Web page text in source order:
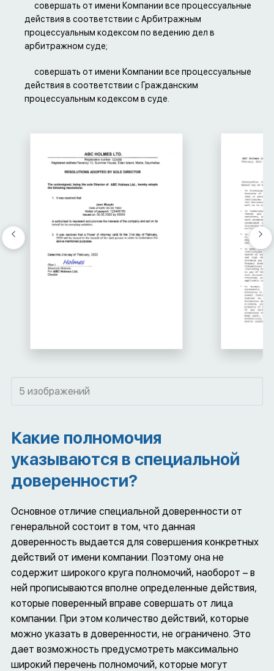
совершать от имени Компании все процессуальные
действия в соответствии с Арбитражным
процессуальным кодексом по ведению дел в
арбитражном суде;
совершать от имени Компании все процессуальные
действия в соответствии с Гражданским
процессуальным кодексом в суде.
5 изображений
Какие полномочия
указываются в специальной
доверенности?
Основное отличие специальной доверенности от
генеральной состоит в том, что данная
доверенность выдается для совершения конкретных
действий от имени компании. Поэтому она не
содержит широкого круга полномочий, наоборот – в
ней прописываются вполне определенные действия,
которые поверенный вправе совершать от лица
компании. При этом количество действий, которые
можно указать в доверенности, не ограничено. Это
дает возможность предусмотреть максимально
широкий перечень полномочий, которые могут